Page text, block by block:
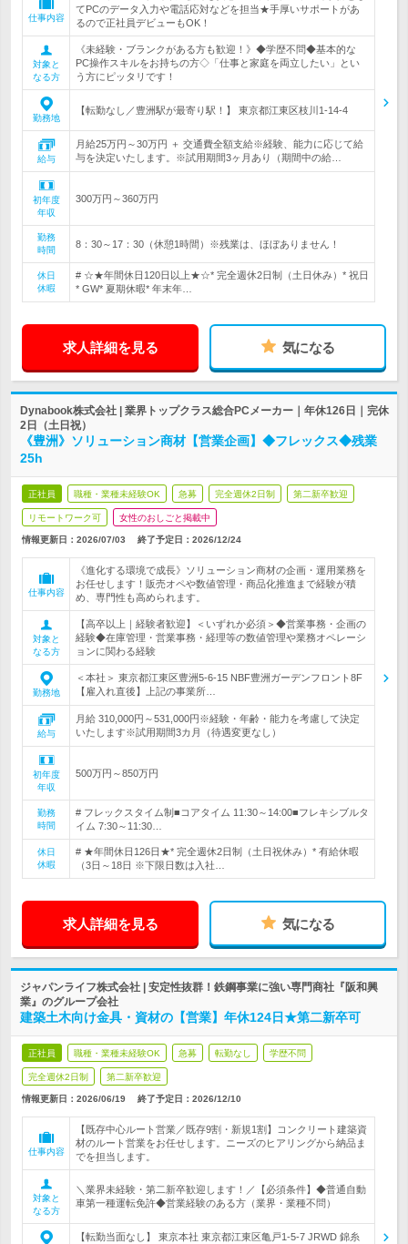
仕事内容
てPCのデータ入力や電話応対などを担当★手厚いサポートがあ
るので正社員デビューもOK！
対象と
なる方
《未経験・ブランクがある方も歓迎！》◆学歴不問◆基本的な
PC操作スキルをお持ちの方◇「仕事と家庭を両立したい」とい
う方にピッタリです！
勤務地
【転勤なし／豊洲駅が最寄り駅！】 東京都江東区枝川1-14-4
給与
月給25万円～30万円 ＋ 交通費全額支給※経験、能力に応じて給
与を決定いたします。※試用期間3ヶ月あり（期間中の給…
初年度
年収
300万円～360万円
勤務
時間
8：30～17：30（休憩1時間）※残業は、ほぼありません！
休日
休暇
# ☆★年間休日120日以上★☆* 完全週休2日制（土日休み）* 祝日
* GW* 夏期休暇* 年末年…
求人詳細を見る 気になる
Dynabook株式会社 | 業界トップクラス総合PCメーカー｜年休126日｜完休
2日（土日祝）
《豊洲》ソリューション商材【営業企画】◆フレックス◆残業
25h
正社員 職種・業種未経験OK 急募 完全週休2日制 第二新卒歓迎
リモートワーク可 女性のおしごと掲載中
情報更新日：2026/07/03 終了予定日： 2026/12/24
仕事内容
《進化する環境で成長》ソリューション商材の企画・運用業務を
お任せします！販売オペや数値管理・商品化推進まで経験が積
め、専門性も高められます。
対象と
なる方
【高卒以上｜経験者歓迎】＜いずれか必須＞◆営業事務・企画の
経験◆在庫管理・営業事務・経理等の数値管理や業務オペレーシ
ョンに関わる経験
勤務地
＜本社＞ 東京都江東区豊洲5-6-15 NBF豊洲ガーデンフロント8F
【雇入れ直後】上記の事業所…
給与
月給 310,000円～531,000円※経験・年齢・能力を考慮して決定
いたします※試用期間3カ月（待遇変更なし）
初年度
年収
500万円～850万円
勤務
時間
# フレックスタイム制■コアタイム 11:30～14:00■フレキシブルタ
イム 7:30～11:30…
休日
休暇
# ★年間休日126日★* 完全週休2日制（土日祝休み）* 有給休暇
（3日～18日 ※下限日数は入社…
求人詳細を見る 気になる
ジャパンライフ株式会社 | 安定性抜群！鉄鋼事業に強い専門商社『阪和興
業』のグループ会社
建築土木向け金具・資材の【営業】年休124日★第二新卒可
正社員 職種・業種未経験OK 急募 転勤なし 学歴不問
完全週休2日制 第二新卒歓迎
情報更新日：2026/06/19 終了予定日： 2026/12/10
仕事内容
【既存中心ルート営業／既存9割・新規1割】コンクリート建築資
材のルート営業をお任せします。ニーズのヒアリングから納品ま
でを担当します。
対象と
なる方
＼業界未経験・第二新卒歓迎します！／【必須条件】◆普通自動
車第一種運転免許◆営業経験のある方（業界・業種不問）
【転勤当面なし】 東京本社 東京都江東区亀戸1-5-7 JRWD 錦糸